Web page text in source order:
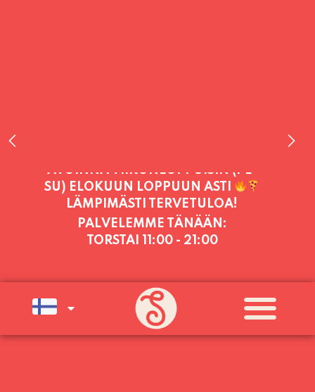
PALVELEMME TÄNÄÄN:
TORSTAI11:00 - 21:00
PALVELEMME PÄIVITTÄIN (MA-SU
KLO 11-21) SUNNUNTAIHIN 16.8.
AVOINNA VIIKONLOPPUISIN (PE-
SU) ELOKUUN LOPPUUN ASTI
LÄMPIMÄSTI TERVETULOA!